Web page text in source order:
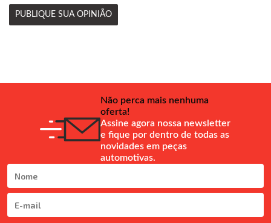
PUBLIQUE SUA OPINIÃO
Não perca mais nenhuma
oferta!
Assine agora nossa newsletter
e fique por dentro de todas as
novidades em peças
automotivas.